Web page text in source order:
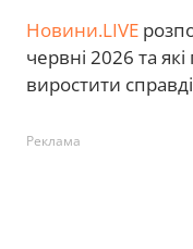
Новини.LIVE
червні 2026 та
виростити
Реклама